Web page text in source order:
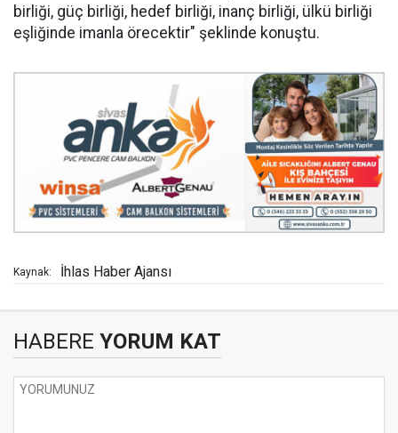
birliği, güç birliği, hedef birliği, inanç birliği, ülkü birliği
eşliğinde imanla örecektir" şeklinde konuştu.
Kaynak: İhlas Haber Ajansı
HABERE YORUM KAT